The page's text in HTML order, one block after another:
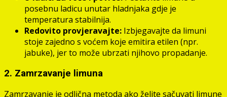
posebnu ladicu unutar hladnjaka gdje je
temperatura stabilnija.
Redovito provjeravajte: Izbjegavajte da limuni
stoje zajedno s voćem koje emitira etilen (npr.
jabuke), jer to može ubrzati njihovo propadanje.
2. Zamrzavanje limuna
Zamrzavanje je odlična metoda ako želite sačuvati limune